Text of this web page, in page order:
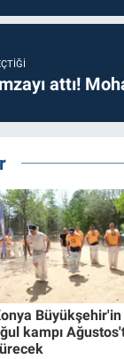
attı!
kampı